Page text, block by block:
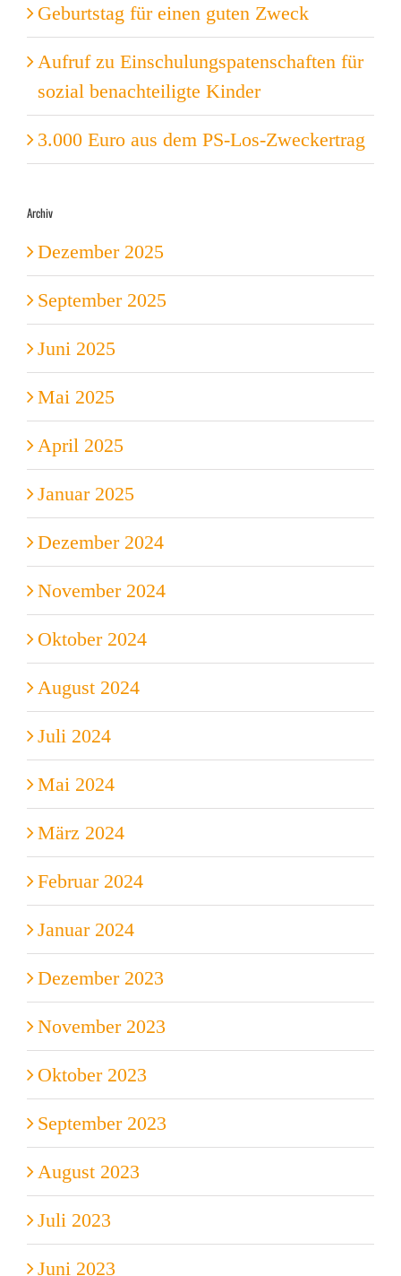
Geburtstag für einen guten Zweck
Aufruf zu Einschulungspatenschaften für
sozial benachteiligte Kinder
3.000 Euro aus dem PS-Los-Zweckertrag
Archiv
Dezember 2025
September 2025
Juni 2025
Mai 2025
April 2025
Januar 2025
Dezember 2024
November 2024
Oktober 2024
August 2024
Juli 2024
Mai 2024
März 2024
Februar 2024
Januar 2024
Dezember 2023
November 2023
Oktober 2023
September 2023
August 2023
Juli 2023
Juni 2023